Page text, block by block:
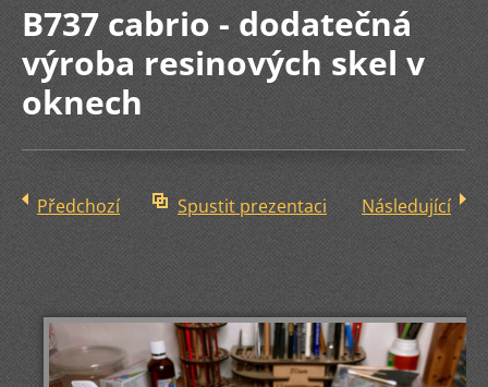
B737 cabrio - dodatečná
výroba resinových skel v
oknech
Předchozí Spustit prezentaci Následující